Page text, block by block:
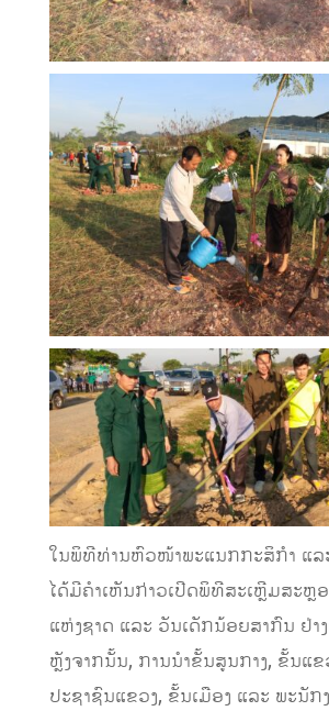
ໃນພິທີທ່ານຫົວໜ້າພະແນກກະສິກໍາ ແລ
ໄດ້ມີຄໍາເຫັນກ່າວເປີດພິທີສະເຫຼີມສະຫຼ
ແຫ່ງຊາດ ແລະ ວັນເດັກນ້ອຍສາກົນ ຢ່າ
ຫຼັງຈາກນັ້ນ, ການນໍາຂັ້ນສູນກາງ, ຂັ້ນແຂ
ປະຊາຊົນແຂວງ, ຂັ້ນເມືອງ ແລະ ພະນັກ